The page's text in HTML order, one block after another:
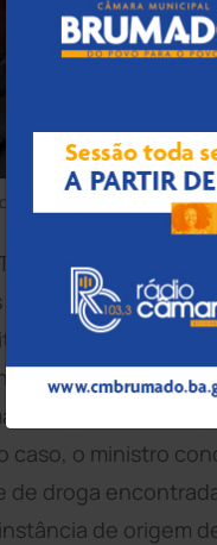
Divulgação/STF
Federal
garantir o
da prisão
A decisão foi
criança de 4 anos
caso, o ministro
droga
de origem